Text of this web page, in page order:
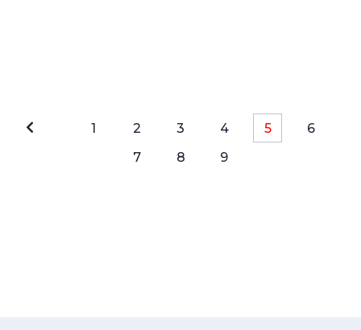
1 2 3 4 5
6
7
8 9